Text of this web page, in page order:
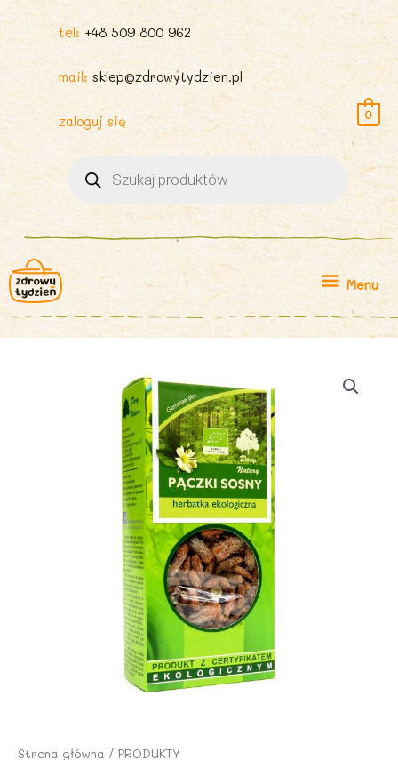
tel: +48 509 800 962
mail: sklep@zdrowytydzien.pl
zaloguj się
produktów
0
Menu
Menu
Strona główna / PRODUKTY